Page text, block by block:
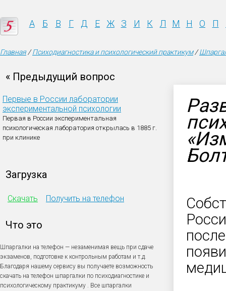
А Б В Г Д Е Ж З И К Л М Н О П
Главная/Психодиагностика и психологический практикум/
« Предыдущий вопрос
Первые в России лаборатории
экспериментальной психологии
Первая в России экспериментальная
психологическая лаборатория открылась в 1885 г.
при клинике
Загрузка
Скачать Получить на телефон
Что это
Шпаргалки на телефон — незаменимая вещь при сдаче
экзаменов, подготовке к контрольным работам и т.д.
Благодаря нашему сервису вы получаете возможность
скачать на телефон шпаргалки по психодиагностике и
психологическому практикуму . Все шпаргалки